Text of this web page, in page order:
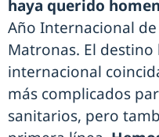
haya querido
Año Internacional
Matronas. El
internacional
más complicados
sanitarios, pero